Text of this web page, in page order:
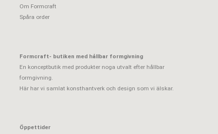
Om Formcraft
Spåra order
Formcraft- butiken med hållbar formgivning
En konceptbutik med produkter noga utvalt efter hållbar
formgivning.
Här har vi samlat konsthantverk och design som vi älskar.
Öppettider